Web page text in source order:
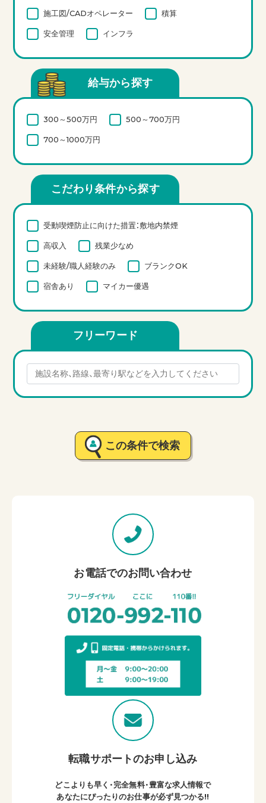
施工図/CADオペレーター 積算
安全管理 インフラ
給与から探す
300～500万円 500～700万円
700～1000万円
こだわり条件から探す
受動喫煙防止に向けた措置：敷地内禁煙
高収入 残業少なめ
未経験/職人経験のみ ブランクOK
宿舎あり マイカー優遇
フリーワード
この条件で検索
お電話でのお問い合わせ
転職サポートのお申し込み
どこよりも早く・完全無料・豊富な求人情報で
あなたにぴったりのお仕事が必ず見つかる!!